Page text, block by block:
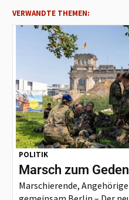
VERWANDTE THEMEN:
POLITIK
Marsch zum
Marschierende,